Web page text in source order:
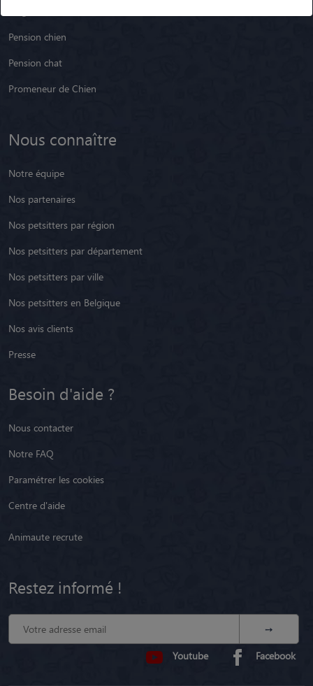
Pension chien
Pension chat
Promeneur de Chien
Nous connaître
Notre équipe
Nos partenaires
Nos petsitters par région
Nos petsitters par département
Nos petsitters par ville
Nos petsitters en Belgique
Nos avis clients
Presse
Besoin d'aide ?
Nous contacter
Notre FAQ
Paramétrer les cookies
Centre d'aide
Animaute recrute
Restez informé !
Youtube Facebook